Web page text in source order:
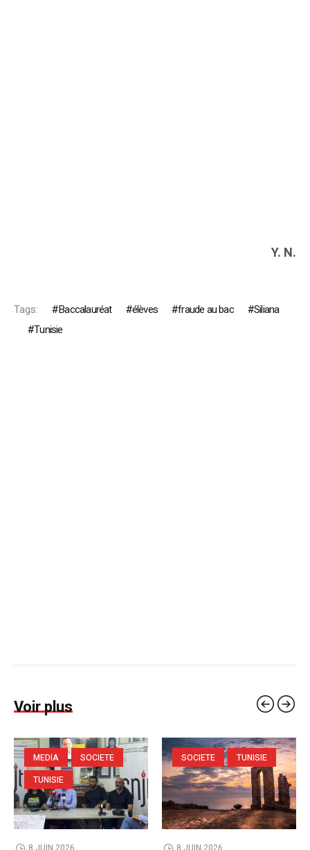
Y. N.
Tags: Baccalauréat élèves fraude au bac
Siliana
Tunisie
Voir plus
MEDIA
SOCIETE
TUNISIE
SOCIETE TUNISIE